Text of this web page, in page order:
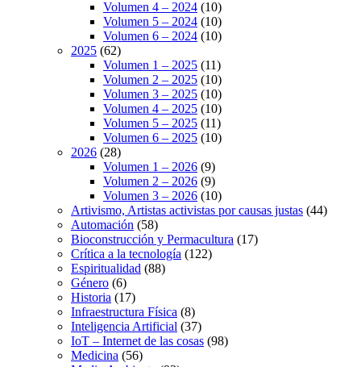
Volumen 4 – 2024 (10)
Volumen 5 – 2024 (10)
Volumen 6 – 2024 (10)
2025 (62)
Volumen 1 – 2025 (11)
Volumen 2 – 2025 (10)
Volumen 3 – 2025 (10)
Volumen 4 – 2025 (10)
Volumen 5 – 2025 (11)
Volumen 6 – 2025 (10)
2026 (28)
Volumen 1 – 2026 (9)
Volumen 2 – 2026 (9)
Volumen 3 – 2026 (10)
Artivismo, Artistas activistas por causas justas (44)
Automación (58)
Bioconstrucción y Permacultura (17)
Crítica a la tecnología (122)
Espiritualidad (88)
Género (6)
Historia (17)
Infraestructura Física (8)
Inteligencia Artificial (37)
IoT – Internet de las cosas (98)
Medicina (56)